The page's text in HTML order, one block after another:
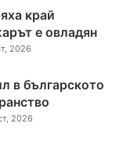
край
е овладян
2026
в българското
2026